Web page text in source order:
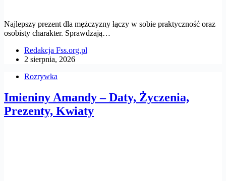
Najlepszy prezent dla mężczyzny łączy w sobie praktyczność oraz
osobisty charakter. Sprawdzają…
Redakcja Fss.org.pl
2 sierpnia, 2026
Rozrywka
Imieniny Amandy – Daty, Życzenia,
Prezenty, Kwiaty